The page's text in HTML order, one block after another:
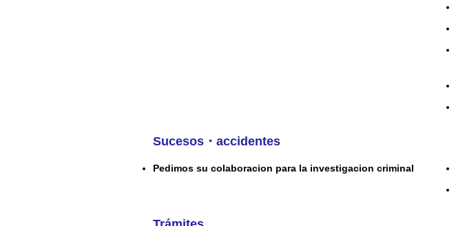
Sucesos・accidentes
Pedimos su colaboracion para la investigacion criminal